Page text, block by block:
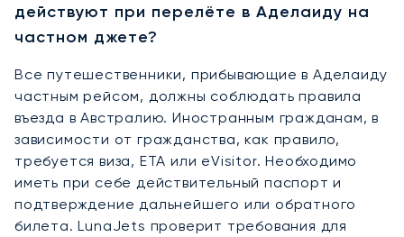
действуют при перелёте в Аделаиду на
частном джете?
Все путешественники, прибывающие в Аделаиду
частным рейсом, должны соблюдать правила
въезда в Австралию. Иностранным гражданам, в
зависимости от гражданства, как правило,
требуется виза, ETA или eVisitor. Необходимо
иметь при себе действительный паспорт и
подтверждение дальнейшего или обратного
билета. LunaJets проверит требования для